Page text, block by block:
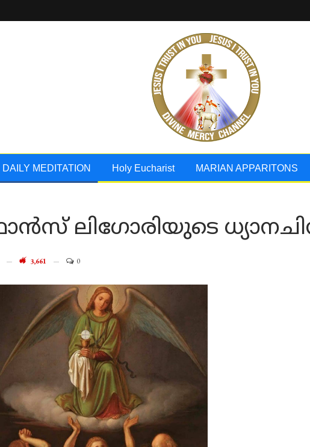
DAILY MEDITATION Holy Eucharist MARIAN APPARITONS
ലിഗോരിയുടെ
3,661 0